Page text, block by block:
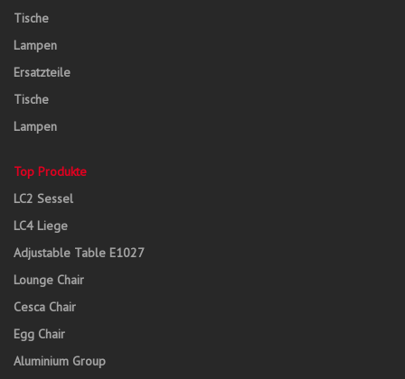
Tische
Lampen
Ersatzteile
Tische
Lampen
Top Produkte
LC2 Sessel
LC4 Liege
Adjustable Table E1027
Lounge Chair
Cesca Chair
Egg Chair
Aluminium Group